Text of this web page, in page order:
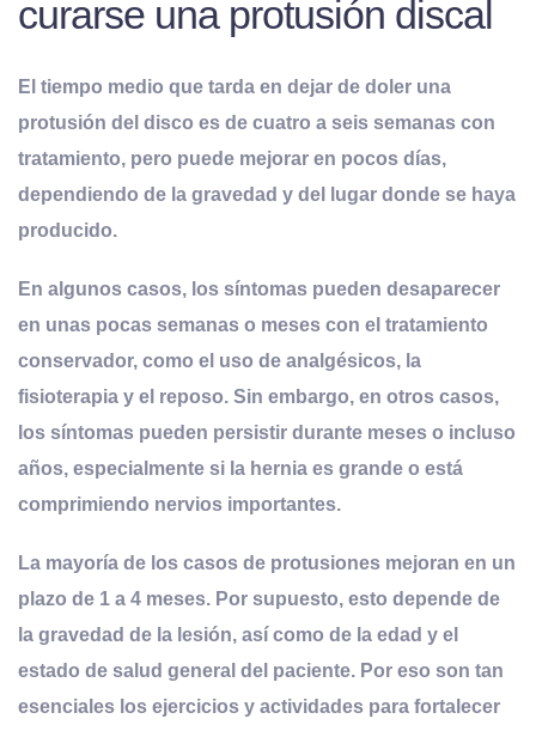
curarse una protusión discal
El tiempo medio que tarda en dejar de doler una
protusión del disco es de cuatro a seis semanas con
tratamiento, pero puede mejorar en pocos días,
dependiendo de la gravedad y del lugar donde se haya
producido.
En algunos casos, los síntomas pueden desaparecer
en unas pocas semanas o meses con el tratamiento
conservador, como el uso de analgésicos, la
fisioterapia y el reposo. Sin embargo, en otros casos,
los síntomas pueden persistir durante meses o incluso
años, especialmente si la hernia es grande o está
comprimiendo nervios importantes.
La mayoría de los casos de protusiones mejoran en un
plazo de 1 a 4 meses. Por supuesto, esto depende de
la gravedad de la lesión, así como de la edad y el
estado de salud general del paciente. Por eso son tan
esenciales los ejercicios y actividades para fortalecer